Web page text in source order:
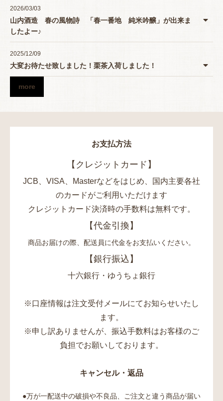
2026/03/03
山内酒造 春の風物詩 「春一番地 純米吟醸」が出来ま
したよー♪
2025/12/09
大変お待たせ致しました！栗茶入荷しました！
more
お支払方法
【クレジットカード】
JCB、VISA、Masterなどをはじめ、国内主要各社
のカードがご利用いただけます
クレジットカード決済時の手数料は無料です。
【代金引換】
商品お届けの際、配送員に代金をお支払いください。
【銀行振込】
十六銀行・ゆうちょ銀行
※口座情報は注文受付メールにてお知らせいたし
ます。
※申し訳ありませんが、振込手数料はお客様のご
負担でお願いしております。
キャンセル・返品
●万が一配送中の破損や不良品、ご注文と違う商品が届い